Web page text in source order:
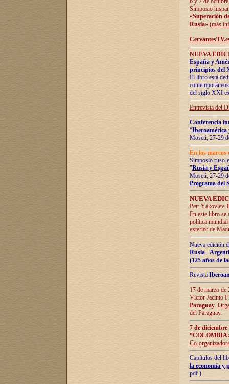
Simposio
«Superación
Rusia» (más
NUEVA
España y
principios del
El libro está
del siglo XXI
Entrevista del
Conferencia
“Iberoamérica
Moscú, 27-29
En los marcos
Simposio ruso-
"Rusia y
Moscú, 27-29
Programa del
NUEVA
Petr Yákovlev.
En este libro se
política mundial
exterior de
Nueva edición
Rusia -
(125 años de
Revista
17 de marzo
Víctor Jacinto
Paraguay.
del Paraguay.
7 de
Co-
Capítulos del
la economía y
pdf )